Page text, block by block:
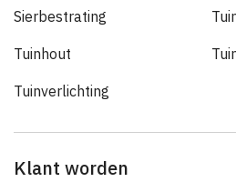
Sierbestrating
Tuinhout
Tuinverlichting
Klant worden